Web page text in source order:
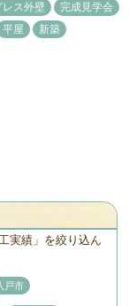
レス外壁 完成見学会
平屋 新築
実績」を絞り込ん
戸市